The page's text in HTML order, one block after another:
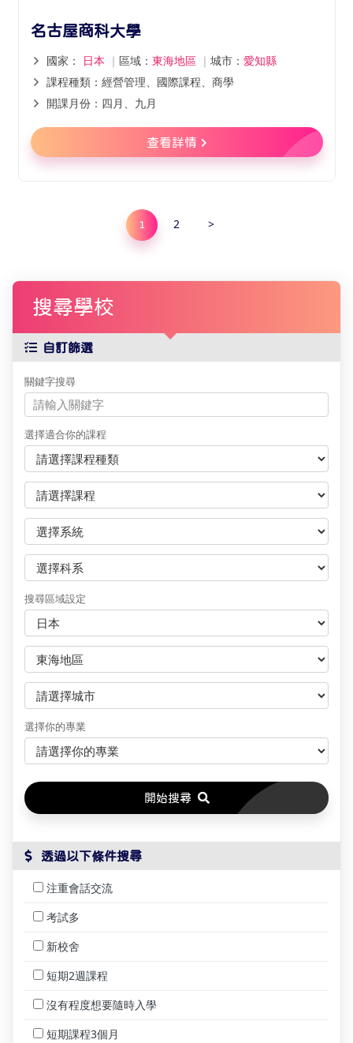
名古屋商科大學
國家： 日本 ｜ 區域： 東海地區 ｜ 城市： 愛知縣
課程種類：經營管理、國際課程、商學
開課月份：四月、九月
查看詳情
1 2 >
搜尋學校
自訂篩選
關鍵字搜尋
選擇適合你的課程
搜尋區域設定
選擇你的專業
開始搜尋
透過以下條件搜尋
注重會話交流
考試多
新校舍
短期2週課程
沒有程度想要隨時入學
短期課程3個月